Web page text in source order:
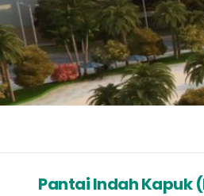
Pantai Indah Kapuk